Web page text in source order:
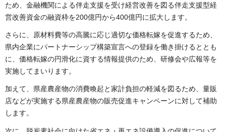
ため、金融機関による伴走支援を受け経営改善を図る伴走支援型経
営改善資金の融資枠を200億円から400億円に拡大します。
さらに、原材料費等の高騰に応じ適切な価格転嫁を促進するため、
県内企業にパートナーシップ構築宣言への登録を働き掛けるととも
に、価格転嫁の円滑化に資する情報提供のため、研修会や広報等を
実施してまいります。
加えて、県産農産物の消費喚起と家計負担の軽減を図るため、量販
店などが実施する県産農産物の販売促進キャンペーンに対して補助
します。